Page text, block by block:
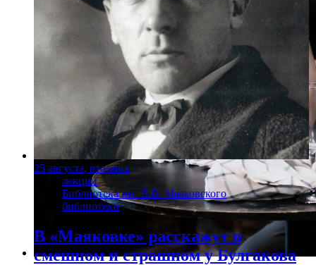
25 августа, вторник
лекции
Библиотека им. В.В. Маяковского
библиотеки
В «Маяковке» расскажут о
смешном и страшном у Булгакова